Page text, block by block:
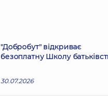
"Добробут" відкриває
безоплатну Школу
30.07.2026